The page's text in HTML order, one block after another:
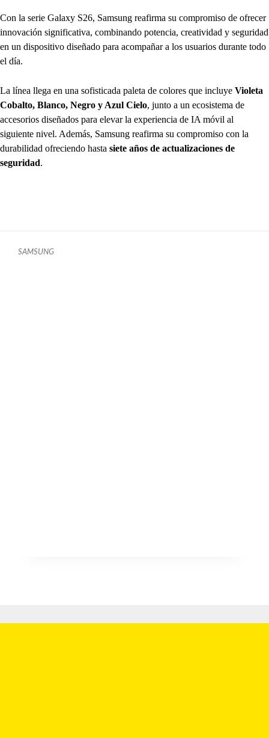
Con la serie Galaxy S26, Samsung reafirma su compromiso de ofrecer
innovación significativa, combinando potencia, creatividad y seguridad
en un dispositivo diseñado para acompañar a los usuarios durante todo
el día.
La línea llega en una sofisticada paleta de colores que incluye Violeta
Cobalto, Blanco, Negro y Azul Cielo, junto a un ecosistema de
accesorios diseñados para elevar la experiencia de IA móvil al
siguiente nivel. Además, Samsung reafirma su compromiso con la
durabilidad ofreciendo hasta siete años de actualizaciones de
seguridad.
SAMSUNG